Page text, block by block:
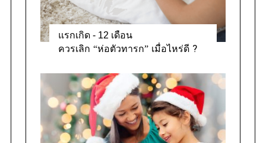
แรกเกิด - 12 เดือน
ควรเลิก “ห่อตัวทารก” เมื่อไหร่ดี ?